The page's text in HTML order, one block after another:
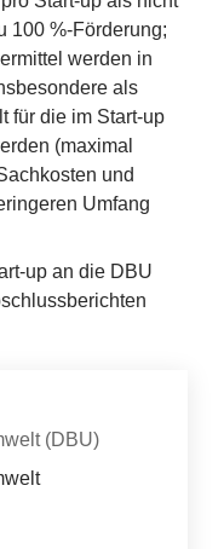
100%-Förderung;
werden in
als
für die im Start-up
(maximal
und
Umfang
up an die DBU
(DBU)